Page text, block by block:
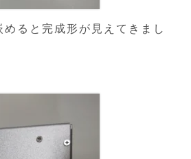
ると完成形が見えてきまし